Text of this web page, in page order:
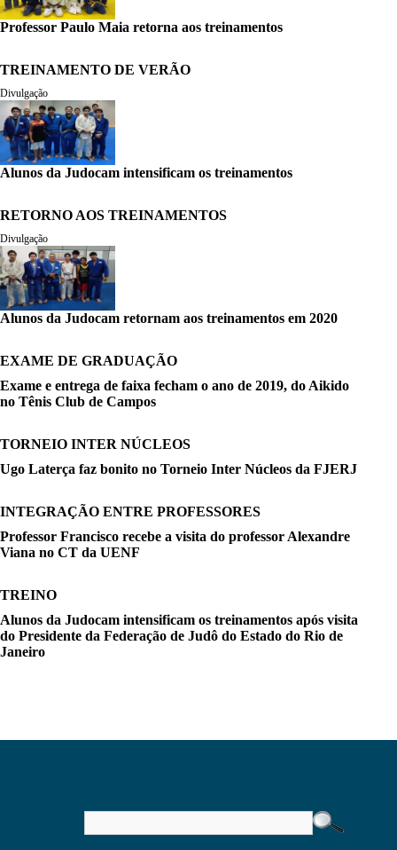
Professor Paulo Maia retorna aos treinamentos
TREINAMENTO DE VERÃO
Divulgação
Alunos da Judocam intensificam os treinamentos
RETORNO AOS TREINAMENTOS
Divulgação
Alunos da Judocam retornam aos treinamentos em 2020
EXAME DE GRADUAÇÃO
Exame e entrega de faixa fecham o ano de 2019, do Aikido
no Tênis Club de Campos
TORNEIO INTER NÚCLEOS
Ugo Laterça faz bonito no Torneio Inter Núcleos da FJERJ
INTEGRAÇÃO ENTRE PROFESSORES
Professor Francisco recebe a visita do professor Alexandre
Viana no CT da UENF
TREINO
Alunos da Judocam intensificam os treinamentos após visita
do Presidente da Federação de Judô do Estado do Rio de
Janeiro